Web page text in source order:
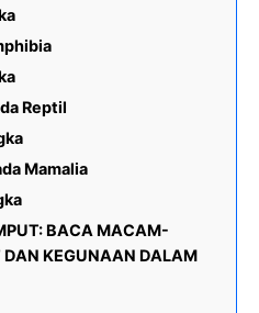
Reptil
Mamalia
BACA MACAM-
KEGUNAAN DALAM